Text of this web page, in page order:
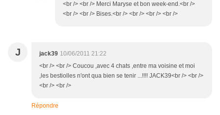
<br /> <br /> Merci Maryse et bon week-end.<br />
<br /> <br /> Bises.<br /> <br /> <br /> <br />
J jack39 10/06/2011 21:22
<br /> <br /> Coucou ,avec 4 chats ,entre ma voisine et moi
,les bestiolles n'ont qua bien se tenir ...!!!! JACK39<br /> <br />
<br /> <br />
Répondre